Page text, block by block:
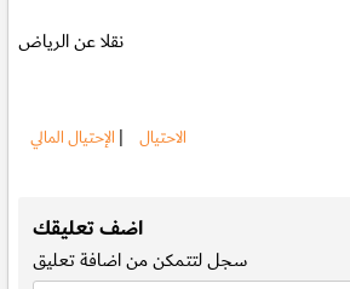
نقلا عن الرياض
الاحتيال | الإحتيال المالي
اضف تعليقك
سجللتتمكن من اضافة تعليق